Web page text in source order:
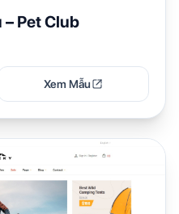
Pet Club
Xem Mẫu